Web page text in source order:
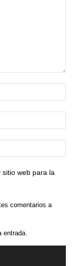
web para la
comentarios a
entrada.